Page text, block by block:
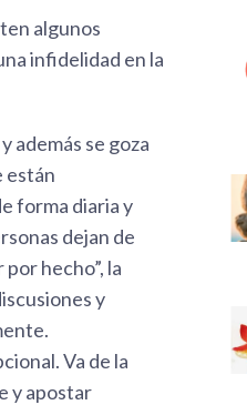
algunos
infidelidad en la
además se goza
están
forma diaria y
dejan de
hecho”, la
y
Va de la
y apostar